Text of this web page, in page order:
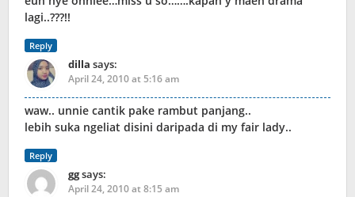
lagi..???!!
Reply
dilla says:
April 24, 2010 at 5:16 am
waw.. unnie cantik pake rambut panjang..
lebih suka ngeliat disini daripada di my fair lady..
Reply
ggsays:
April 24, 2010 at 8:15 am